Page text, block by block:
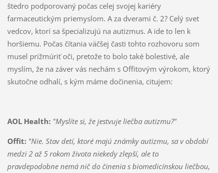
štedro podporovaný počas celej svojej kariéry
farmaceutickým priemyslom. A za dverami č. 2? Celý svet
vedcov, ktorí sa špecializujú na autizmus. A ide to len k
horšiemu. Počas čítania väčšej časti tohto rozhovoru som
musel prižmúriť oči, pretože to bolo také bolestivé, ale
myslím, že na záver vás nechám s Offitovým výrokom, ktorý
skutočne odhalí, s kým máme dočinenia, citujem:
AOL Health: "Myslíte si, že jestvuje liečba autizmu?"
Offit: "Nie. Stav detí, ktoré majú známky autizmu, sa v období
medzi 2 až 5 rokom života niekedy zlepší, ale to
pravdepodobne nemá nič do činenia s biomedicínskou liečbou,